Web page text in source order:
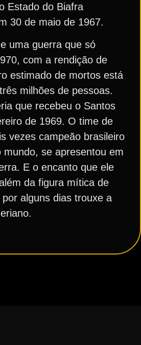
Estado do Biafra
30 de maio de 1967.
uma guerra que só
com a rendição de
estimado de mortos está
milhões de pessoas.
que recebeu o Santos
de 1969. O time de
vezes campeão brasileiro
mundo, se apresentou em
E o encanto que ele
da figura mítica de
alguns dias trouxe a